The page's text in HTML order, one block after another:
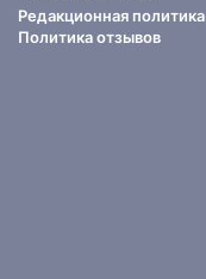
Редакционная политика
Политика отзывов